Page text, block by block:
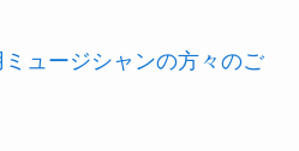
ュージシャンの方々のご